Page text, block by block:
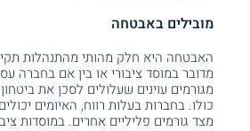
מובילים באבטחה
האבטחה היא חלק מהותי מהתנהלות
מדובר במוסד ציבורי או בין אם בחברה
מגורמים עוינים שעלולים לסכן את
כולו. בחברות בעלות רווח, האיומים
מצד גורמים פליליים אחרים. במוסדות